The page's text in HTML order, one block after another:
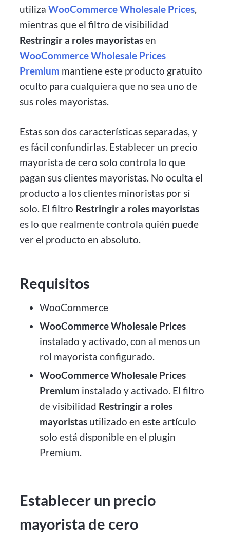
utilizaWooCommerce Wholesale Prices,
mientras que el filtro de visibilidad
Restringir a roles mayoristasen
WooCommerce Wholesale Prices
Premium mantiene este producto gratuito
oculto para cualquiera que no sea uno de
sus roles mayoristas.
Estas son dos características separadas, y
es fácil confundirlas. Establecer un precio
mayorista de cero solo controla lo que
pagan sus clientes mayoristas. No oculta el
producto a los clientes minoristas por sí
solo. El filtro Restringir a roles mayoristas
es lo que realmente controla quién puede
ver el producto en absoluto.
Requisitos
WooCommerce
WooCommerce Wholesale Prices
instalado y activado, con al menos un
rol mayorista configurado.
WooCommerce Wholesale Prices
Premium instalado y activado. El filtro
de visibilidad Restringir a roles
mayoristasutilizado en este artículo
solo está disponible en el plugin
Premium.
Establecer un precio
mayorista de cero